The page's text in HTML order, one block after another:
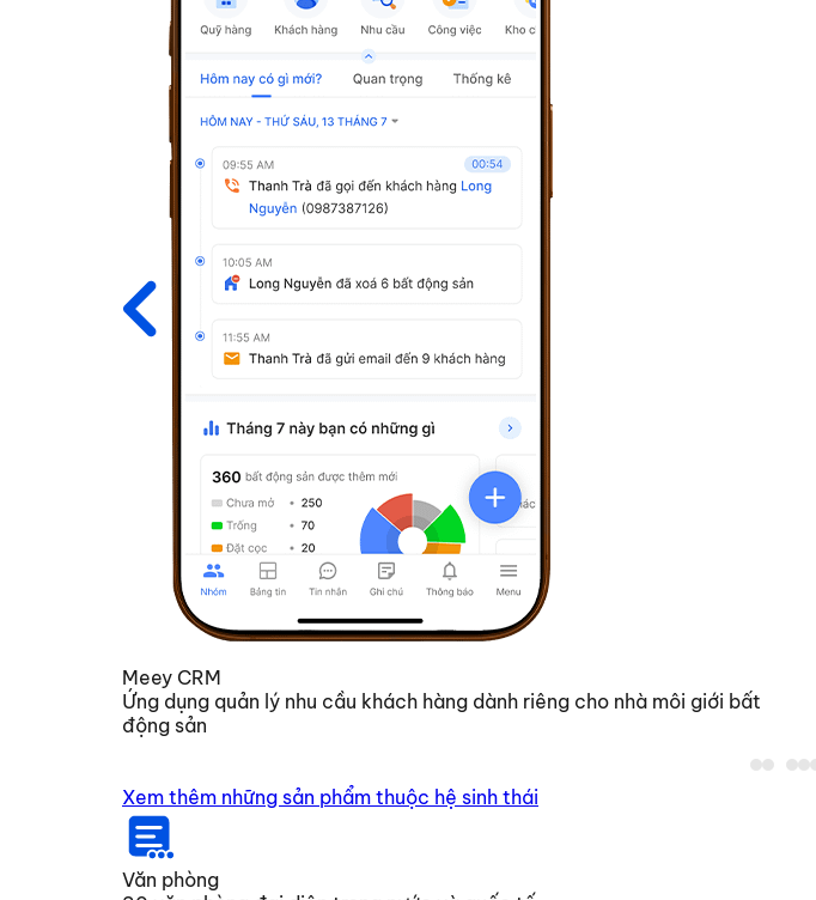
Meey CRM
Ứng dụng quản lý nhu cầu khách hàng dành riêng cho nhà môi giới bất
động sản
Xem thêm những sản phẩm thuộc hệ sinh thái
Văn phòng